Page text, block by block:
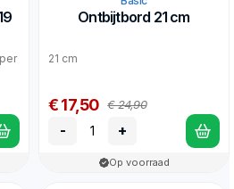
Ontbijtbord 21 cm
21 cm
€ 17,50 € 24,90
- +
Op voorraad